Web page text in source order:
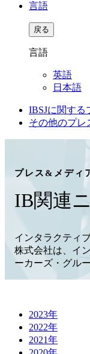
言語
戻る
言語
英語
日本語
IBSJに関する
その他のプレ
プレス&メディ
IB関連
インタラクティ
株式会社は、イ
ーカーズ・グル
2023年
2022年
2021年